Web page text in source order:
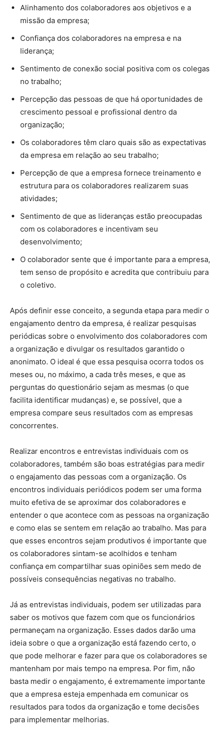
Alinhamento dos colaboradores aos objetivos e a
missão da empresa;
Confiança dos colaboradores na empresa e na
liderança;
Sentimento de conexão social positiva com os colegas
no trabalho;
Percepção das pessoas de que há oportunidades de
crescimento pessoal e profissional dentro da
organização;
Os colaboradores têm claro quais são as expectativas
da empresa em relação ao seu trabalho;
Percepção de que a empresa fornece treinamento e
estrutura para os colaboradores realizarem suas
atividades;
Sentimento de que as lideranças estão preocupadas
com os colaboradores e incentivam seu
desenvolvimento;
O colaborador sente que é importante para a empresa,
tem senso de propósito e acredita que contribuiu para
o coletivo.
Após definir esse conceito, a segunda etapa para medir o
engajamento dentro da empresa, é realizar pesquisas
periódicas sobre o envolvimento dos colaboradores com
a organização e divulgar os resultados garantido o
anonimato. O ideal é que essa pesquisa ocorra todos os
meses ou, no máximo, a cada três meses, e que as
perguntas do questionário sejam as mesmas (o que
facilita identificar mudanças) e, se possível, que a
empresa compare seus resultados com as empresas
concorrentes.
Realizar encontros e entrevistas individuais com os
colaboradores, também são boas estratégias para medir
o engajamento das pessoas com a organização. Os
encontros individuais periódicos podem ser uma forma
muito efetiva de se aproximar dos colaboradores e
entender o que acontece com as pessoas na organização
e como elas se sentem em relação ao trabalho. Mas para
que esses encontros sejam produtivos é importante que
os colaboradores sintam-se acolhidos e tenham
confiança em compartilhar suas opiniões sem medo de
possíveis consequências negativas no trabalho.
Já as entrevistas individuais, podem ser utilizadas para
saber os motivos que fazem com que os funcionários
permaneçam na organização. Esses dados darão uma
ideia sobre o que a organização está fazendo certo, o
que pode melhorar e fazer para que os colaboradores se
mantenham por mais tempo na empresa. Por fim, não
basta medir o engajamento, é extremamente importante
que a empresa esteja empenhada em comunicar os
resultados para todos da organização e tome decisões
para implementar melhorias.